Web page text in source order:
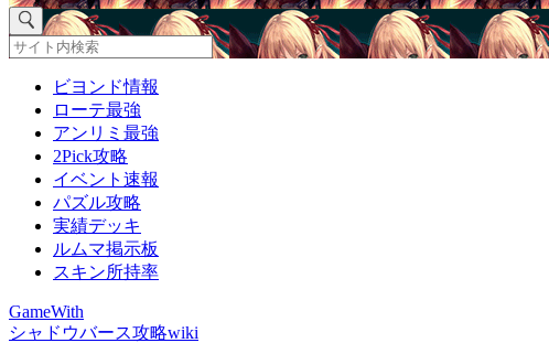
ビヨンド情報
ローテ最強
アンリミ最強
2Pick攻略
イベント速報
パズル攻略
実績デッキ
ルムマ掲示板
スキン所持率
GameWith
シャドウバース攻略wiki